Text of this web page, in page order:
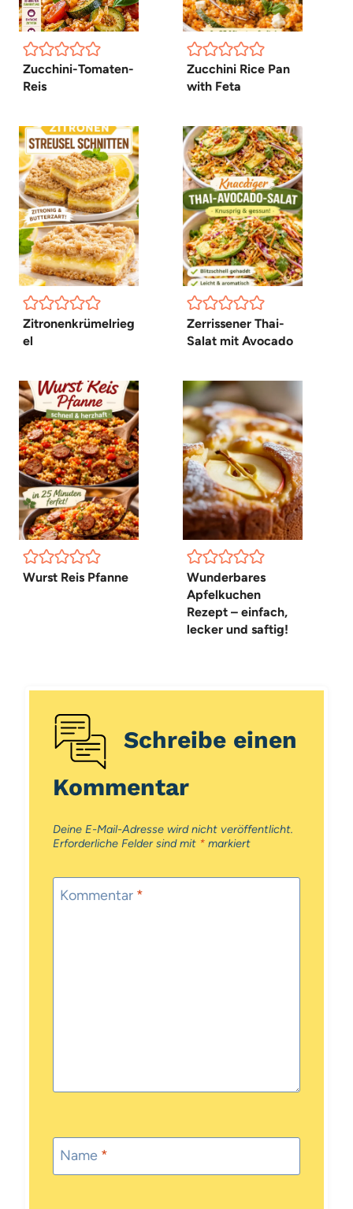
Zucchini-Tomaten-
Reis
Zucchini Rice Pan
with Feta
Zitronenkrümelrieg
el
Zerrissener Thai-
Salat mit Avocado
Wurst Reis Pfanne
Wunderbares
Apfelkuchen
Rezept – einfach,
lecker und saftig!
Schreibe einen
Kommentar
Deine E-Mail-Adresse wird nicht veröffentlicht.
Erforderliche Felder sind mit *markiert
Kommentar *
Name *